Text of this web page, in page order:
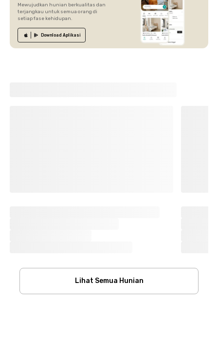
Mewujudkan hunian berkualitas dan
terjangkau untuk semua orang di
setiap fase kehidupan.
Download Aplikasi
Lihat Semua Hunian